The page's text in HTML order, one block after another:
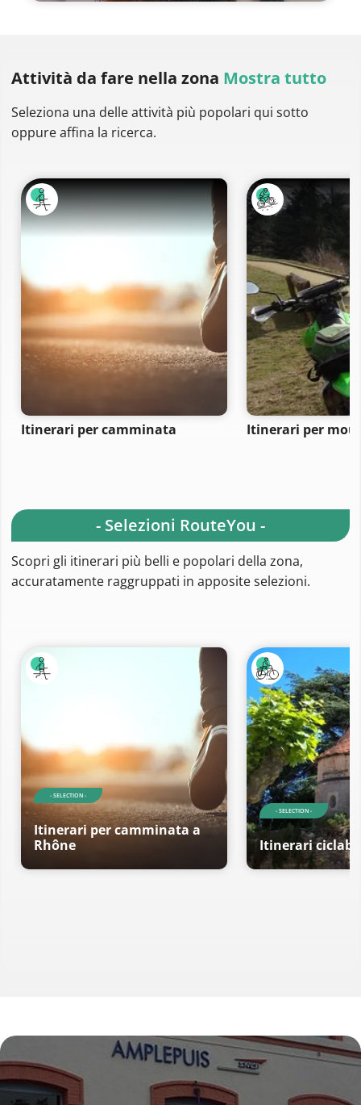
Attività da fare nella zona Mostra tutto
Seleziona una delle attività più popolari qui sotto
oppure affina la ricerca.
Itinerari per camminata Itinerari per
- Selezioni RouteYou -
Scopri gli itinerari più belli e popolari della zona,
accuratamente raggruppati in apposite selezioni.
- SELECTION -
Itinerari per camminata a
Rhône
- SELECTION -
Itinerari